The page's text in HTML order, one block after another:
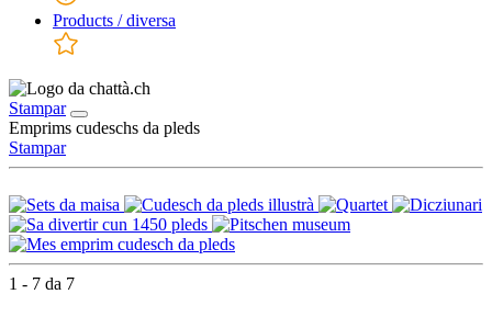
Products / diversa
Stampar
Emprims cudeschs da pleds
Stampar
1 - 7 da 7